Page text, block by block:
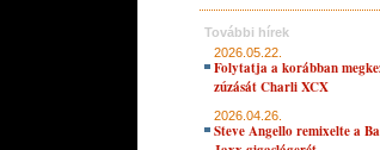
További hírek
2026.05.22.
Folytatja a korábban
zúzását Charli XCX
2026.04.26.
Steve Angello remixelte a